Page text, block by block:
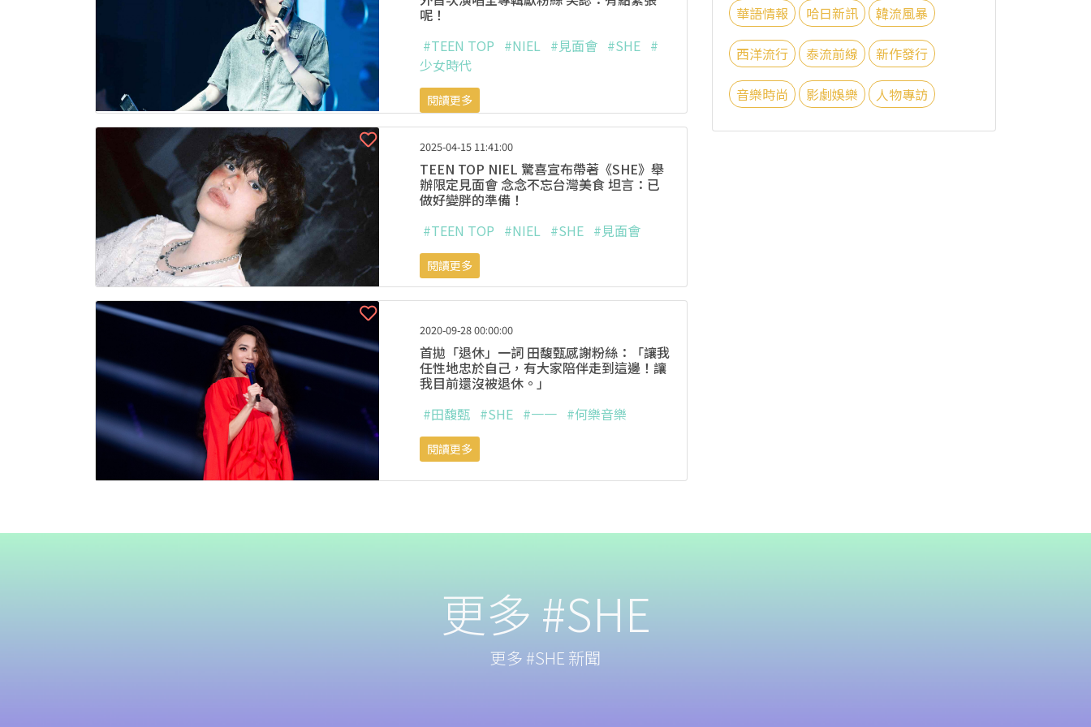
華語情報 哈日新訊 韓流風暴
西洋流行 泰流前線 新作發行
音樂時尚 影劇娛樂 人物專訪
呢！
#TEEN TOP #NIEL #見面會 #SHE #
少女時代
閱讀更多
2025-04-15 11:41:00
TEEN TOP NIEL 驚喜宣布帶著《SHE》舉
辦限定見面會 念念不忘台灣美食 坦言：已
做好變胖的準備！
#TEEN TOP #NIEL #SHE #見面會
閱讀更多
2020-09-28 00:00:00
首拋「退休」一詞 田馥甄感謝粉絲：「讓我
任性地忠於自己，有大家陪伴走到這邊！讓
我目前還沒被退休。」
#田馥甄 #SHE #一一 #何樂音樂
閱讀更多
更多 #SHE
更多 #SHE 新聞